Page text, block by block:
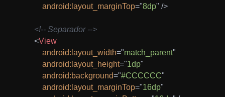
android: layout_marginTop="8dp" />
<!-- Separador -->
<View
android: layout_width="match_parent"
android: layout_height="1dp"
android:background="#CCCCCC"
android: layout_marginTop="16dp"